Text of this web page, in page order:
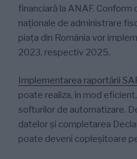
financiară la ANAF. Conform
naționale de administrare
piața din România vor
2023, respectiv 2025.
Implementarea raportării
poate realiza, în mod
softurilor de automatizare.
datelor și completarea
poate deveni copleșitoare